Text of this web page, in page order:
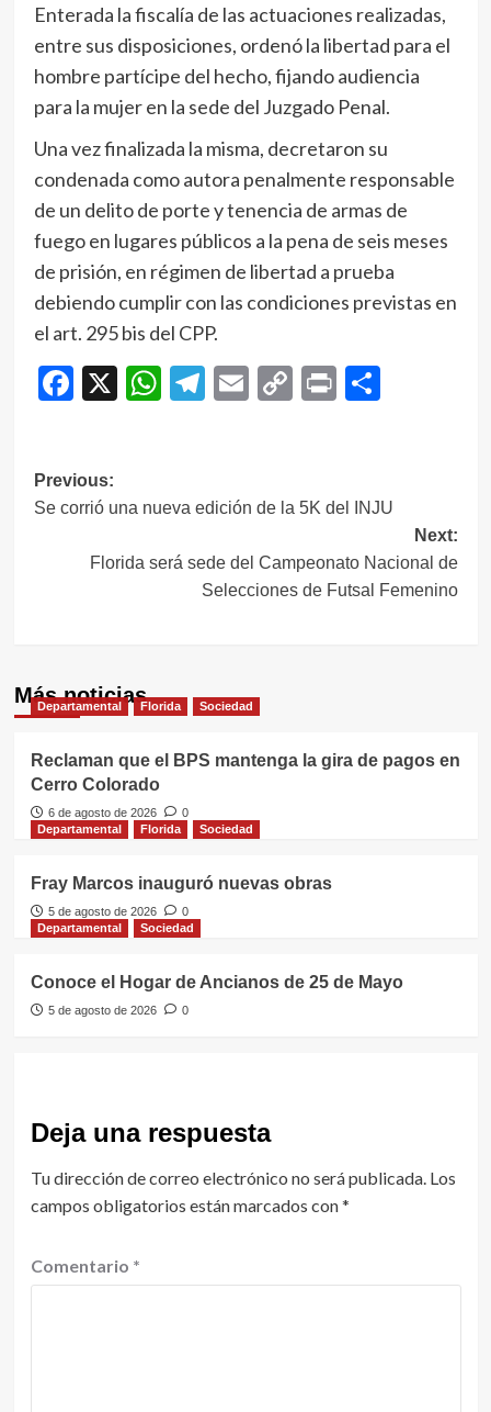
Enterada la fiscalía de las actuaciones realizadas,
entre sus disposiciones, ordenó la libertad para el
hombre partícipe del hecho, fijando audiencia
para la mujer en la sede del Juzgado Penal.
Una vez finalizada la misma, decretaron su
condenada como autora penalmente responsable
de un delito de porte y tenencia de armas de
fuego en lugares públicos a la pena de seis meses
de prisión, en régimen de libertad a prueba
debiendo cumplir con las condiciones previstas en
el art. 295 bis del CPP.
Facebook
X WhatsApp
Telegram
EmailCopy
Print
Navegación
de
entradas
Previous:
Se corrió una nueva edición de la 5K del INJU
Next:
Florida será sede del Campeonato Nacional de
Selecciones de Futsal Femenino
Más noticias
Departamental Florida Sociedad
Reclaman que el BPS mantenga la gira de pagos en
Cerro Colorado
6 de agosto de 2026
0
Departamental
Florida Sociedad
Fray Marcos inauguró nuevas obras
5 de agosto de 2026
0
Departamental
Sociedad
Conoce el Hogar de Ancianos de 25 de Mayo
5 de agosto de 2026 0
Deja una respuesta
Tu dirección de correo electrónico no será publicada. Los
campos obligatorios están marcados con*
Comentario *